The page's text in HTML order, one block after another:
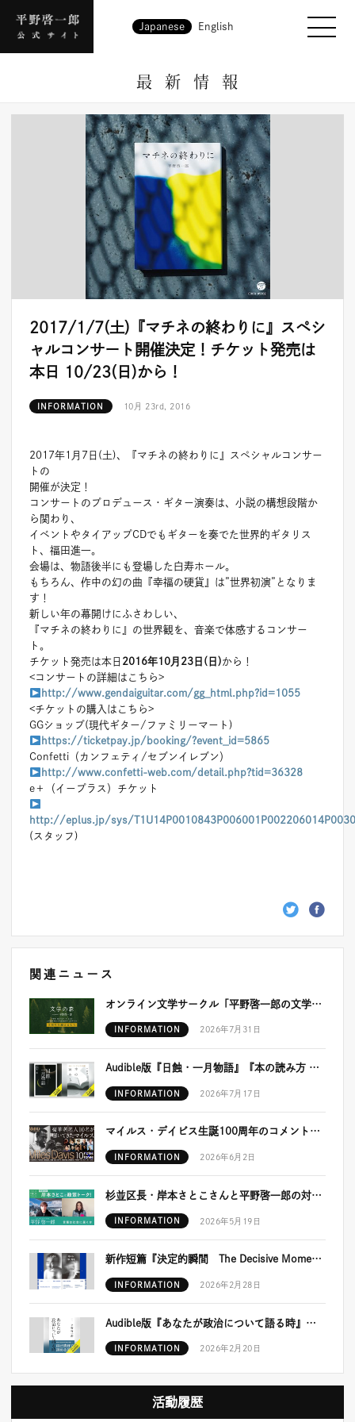
Japanese English
最新情報
2017/1/7(土)『マチネの終わりに』スペシ
ャルコンサート開催決定！チケット発売は
本日 10/23(日)から！
INFORMATION 10月 23rd, 2016
2017年1月7日(土)、『マチネの終わりに』スペシャルコンサー
トの
開催が決定！
コンサートのプロデュース・ギター演奏は、小説の構想段階か
ら関わり、
イベントやタイアップCDでもギターを奏でた世界的ギタリス
ト、福田進一。
会場は、物語後半にも登場した白寿ホール。
もちろん、作中の幻の曲『幸福の硬貨』は”世界初演”となりま
す！
新しい年の幕開けにふさわしい、
『マチネの終わりに』の世界観を、音楽で体感するコンサー
ト。
チケット発売は本日 2016年10月23日(日)から！
<コンサートの詳細はこちら>
http://www.gendaiguitar.com/gg_html.php?id=1055
<チケットの購入はこちら>
GGショップ(現代ギター/ファミリーマート)
https://ticketpay.jp/booking/?event_id=5865
Confetti（カンフェティ/セブンイレブン）
http://www.confetti-web.com/detail.php?tid=36328
e＋（イープラス）チケット
http://eplus.jp/sys/
(スタッフ)
関連ニュース
オンライン文学サークル「平野啓一郎の文学の森」が開設5周年を迎えました！
INFORMATION 2026年7月31日
Audible版『日蝕・一月物語』『本の読み方 スロー・リーディングの実践』が配信開始！
INFORMATION 2026年7月17日
マイルス・デイビス生誕100周年のコメント＆プレイリストが公開！
INFORMATION 2026年6月2日
杉並区長・岸本さとこさんと平野啓一郎の対談動画が公開！
INFORMATION 2026年5月19日
新作短篇『決定的瞬間 The Decisive Moment』発表予定につきまして
INFORMATION 2026年2月28日
Audible版『あなたが政治について語る時』が配信開始！
INFORMATION 2026年2月20日
活動履歴